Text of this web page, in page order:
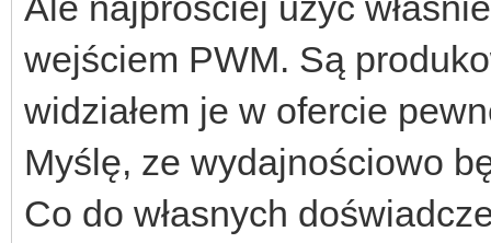
wejściem PWM. Są
widziałem je w ofercie
Myślę, ze wydajnościowo
Co do własnych